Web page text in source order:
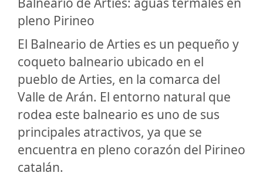
pleno Pirineo
El Balneario de Arties es un pequeño y
coqueto balneario ubicado en el
pueblo de Arties, en la comarca del
Valle de Arán. El entorno natural que
rodea este balneario es uno de sus
principales atractivos, ya que se
encuentra en pleno corazón del Pirineo
catalán.